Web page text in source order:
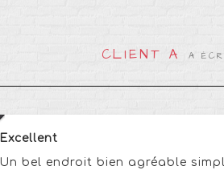
CLIENT A A
Excellent
Un bel endroit bien agréable